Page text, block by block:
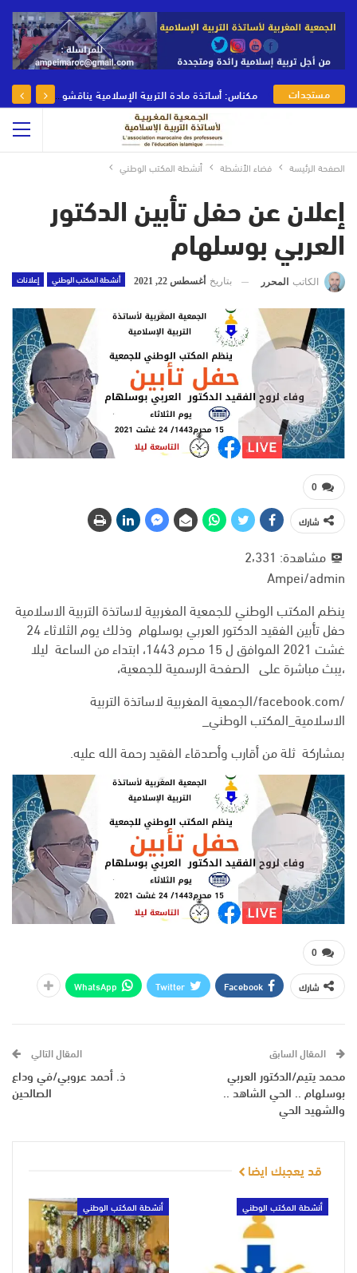
مستجدات
الجمعية
مكناس: أساتذة مادة التربية الإسلامية يناقشون رهانات وأدوار مادة التربية الإسلامية في يومها الوطني
الصفحة الرئيسة فضاء الأنشطة أنشطة المكتب الوطني
إعلان عن حفل تأبين الدكتور
العربي بوسلهام
أنشطة المكتب الوطني إعلانات الكاتب المحرر بتاريخ أغسطس 22, 2021
0
شارك
مشاهدة: 2٬331
Ampei/admin
ينظم المكتب الوطني للجمعية المغربية لاساتذة التربية الاسلامية
حفل تأبين الفقيد الدكتور العربي بوسلهام وذلك يوم الثلاثاء 24
غشت 2021 الموافق ل 15 محرم 1443، ابتداء من الساعة ليلا
،يبث مباشرة على الصفحة الرسمية للجمعية،
/facebook.com/الجمعية المغربية لاساتذة التربية
الاسلامية_المكتب الوطني_
بمشاركة ثلة من أقارب وأصدقاء الفقيد رحمة الله عليه.
0
شارك Facebook
Twitter
WhatsApp
المقال السابق
محمد يتيم/الدكتور العربي
بوسلهام .. الحي الشاهد ..
والشهيد الحي
المقال التالي
ذ. أحمد عروبي/في وداع
الصالحين
قد يعجبك ايضا
أنشطة المكتب الوطني أنشطة المكتب الوطني